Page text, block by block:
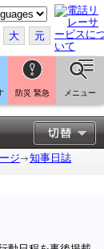
大 元
防災 緊急 メニュー
ジ 知事日誌